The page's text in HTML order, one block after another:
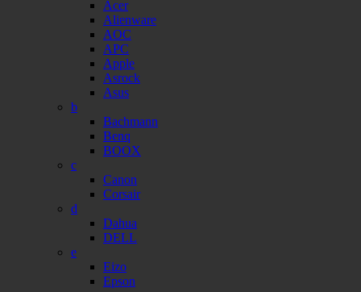
Acer
Alienware
AOC
APC
Apple
Asrock
Asus
b
Bachmann
Benq
BOOX
c
Canon
Corsair
d
Dahua
DELL
e
Eizo
Epson